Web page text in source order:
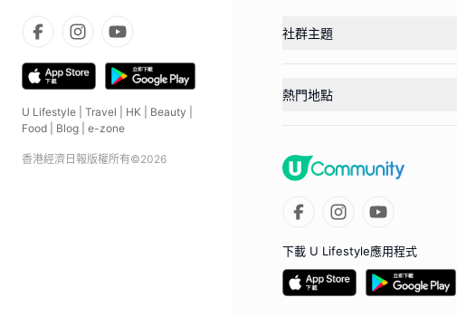
U Lifestyle Travel HK Beauty
Food
Blog e-zone
香港經濟日報版權所有©2026
社群主題
熱門地點
下載 U Lifestyle應用程式